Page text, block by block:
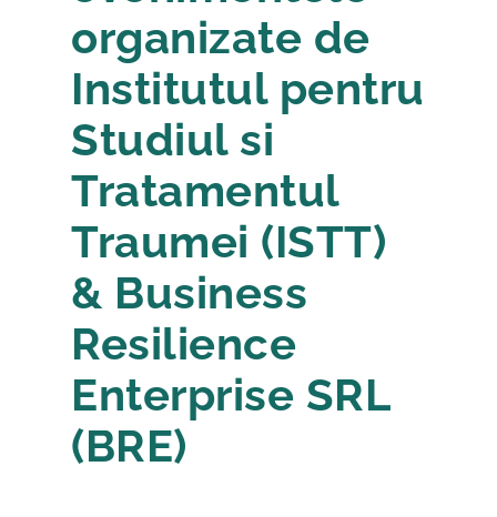
organizate de
Institutul pentru
Studiul si
Tratamentul
Traumei (ISTT)
& Business
Resilience
Enterprise SRL
(BRE)